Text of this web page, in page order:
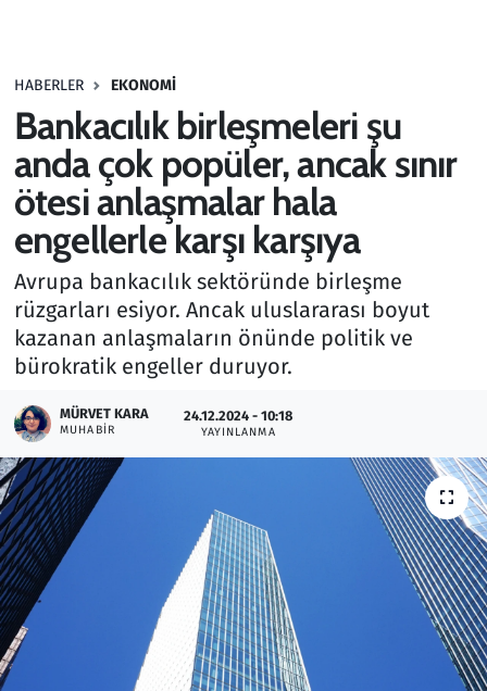
HABERLER EKONOMI
Bankacılık birleşmeleri şu
anda çok popüler, ancak sınır
ötesi anlaşmalar hala
engellerle karşı karşıya
Avrupa bankacılık sektöründe birleşme
rüzgarları esiyor. Ancak uluslararası boyut
kazanan anlaşmaların önünde politik ve
bürokratik engeller duruyor.
MÜRVET KARA
MUHABIR
24.12.2024 - 10:18
YAYINLANMA
Haber
Kültür Sanat
Kurumsal Haberler
Lezzet Durağı
Memur ve Kamu
Otomobil
Oyun
Ramazan
Resmi İlanlar
Rüya Tabirleri